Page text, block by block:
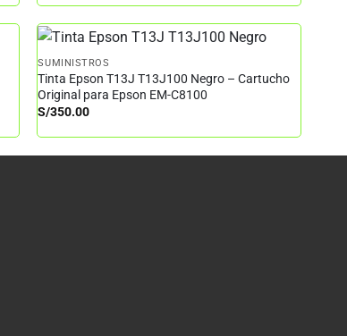
SUMINISTROS
Tinta Epson T13J T13J100 Negro – Cartucho
Original para Epson EM-C8100
S/350.00